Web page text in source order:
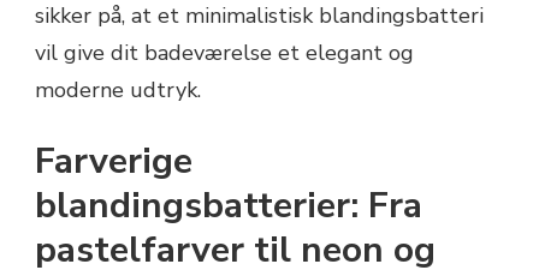
sikker på, at et minimalistisk blandingsbatteri
vil give dit badeværelse et elegant og
moderne udtryk.
Farverige
blandingsbatterier: Fra
pastelfarver til neon og